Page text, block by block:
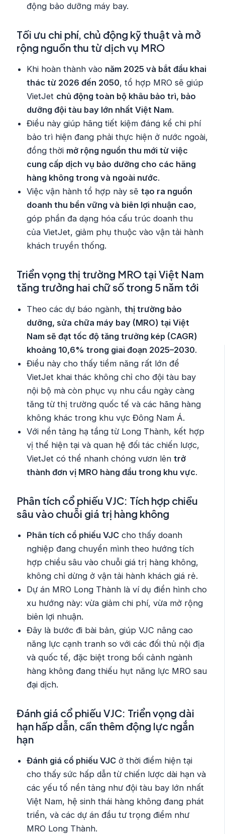
động bảo dưỡng máy bay.
Tối ưu chi phí, chủ động kỹ thuật và mở
rộng nguồn thu từ dịch vụ MRO
Khi hoàn thành vào năm 2025 và bắt đầu khai
thác từ 2026 đến 2050, tổ hợp MRO sẽ giúp
VietJet chủ động toàn bộ khâu bảo trì, bảo
dưỡng đội tàu bay lớn nhất Việt Nam.
Điều này giúp hãng tiết kiệm đáng kể chi phí
bảo trì hiện đang phải thực hiện ở nước ngoài,
đồng thời mở rộng nguồn thu mới từ việc
cung cấp dịch vụ bảo dưỡng cho các hãng
hàng không trong và ngoài nước.
Việc vận hành tổ hợp này sẽtạo ra nguồn
doanh thu bền vững và biên lợi nhuận cao,
góp phần đa dạng hóa cấu trúc doanh thu
của VietJet, giảm phụ thuộc vào vận tải hành
khách truyền thống.
Triển vọng thị trường MRO tại Việt Nam
tăng trưởng hai chữ số trong 5 năm tới
Theo các dự báo ngành,thị trường bảo
dưỡng, sửa chữa máy bay (MRO) tại Việt
Nam sẽ đạt tốc độ tăng trưởng kép (CAGR)
khoảng 10,6% trong giai đoạn 2025–2030.
Điều này cho thấy tiềm năng rất lớn để
VietJet khai thác không chỉ cho đội tàu bay
nội bộ mà còn phục vụ nhu cầu ngày càng
tăng từ thị trường quốc tế và các hãng hàng
không khác trong khu vực Đông Nam Á.
Với nền tảng hạ tầng từ Long Thành, kết hợp
vị thế hiện tại và quan hệ đối tác chiến lược,
VietJet có thể nhanh chóng vươn lêntrở
thành đơn vị MRO hàng đầu trong khu vực.
Phân tích cổ phiếu VJC: Tích hợp chiều
sâu vào chuỗi giá trị hàng không
Phân tích cổ phiếu VJC cho thấy doanh
nghiệp đang chuyển mình theo hướng tích
hợp chiều sâu vào chuỗi giá trị hàng không,
không chỉ dừng ở vận tải hành khách giá rẻ.
Dự án MRO Long Thành là ví dụ điển hình cho
xu hướng này: vừa giảm chi phí, vừa mở rộng
biên lợi nhuận.
Đây là bước đi bài bản, giúp VJC nâng cao
năng lực cạnh tranh so với các đối thủ nội địa
và quốc tế, đặc biệt trong bối cảnh ngành
hàng không đang thiếu hụt năng lực MRO sau
đại dịch.
Đánh giá cổ phiếu VJC: Triển vọng dài
hạn hấp dẫn, cần thêm động lực ngắn
hạn
Đánh giá cổ phiếu VJC ở thời điểm hiện tại
cho thấy sức hấp dẫn từ chiến lược dài hạn và
các yếu tố nền tảng như đội tàu bay lớn nhất
Việt Nam, hệ sinh thái hàng không đang phát
triển, và các dự án đầu tư trọng điểm như
MRO Long Thành.